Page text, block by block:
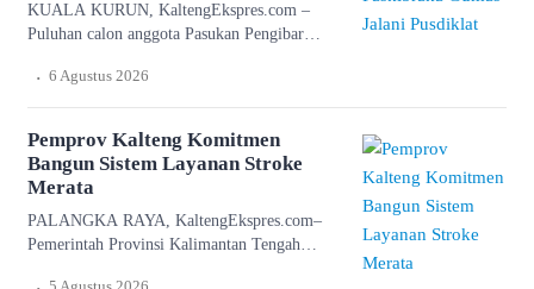
disampaikan bahwa Pemerintah Provinsi
Kalimantan Tengah berkomitmen mendukung
melalui […]
KUALA KURUN, KaltengEkspres.com –
Puluhan calon anggota Pasukan Pengibar
Gunung Mas (Gumas) resmi memasuki
pemusatan pendidikan dan latihan (pusdiklat),
dengan sistem karantina yakni Desa Bahagia.
“Ada 55 calon anggota paskibraka yang
mengikuti pusdiklat selama belasan hari,”
(5/8/2026) sore. Ia menjelaskan, Pusdiklat
Desa Bahagia ini […]
. 6 Agustus 2026
Pemprov Kalteng Komitmen
Bangun Sistem Layanan Stroke
Merata
PALANGKA RAYA, KaltengEkspres.com–
Pemerintah Provinsi Kalimantan Tengah
.